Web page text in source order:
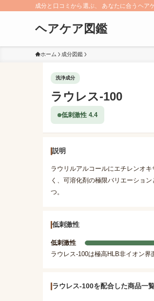
成分と口コミから選ぶ、 あなたに合うヘア
ヘアケア図鑑
ホーム 成分図鑑
洗浄成分
ラウレス-100
低刺激性 4.4
説明
ラウリルアルコールにエチレンオ
く、可溶化剤の極限バリエーショ
つ。
低刺激性
低刺激性
ラウレス-100は極高HLB非イオン
ラウレス-100を配合した商品一